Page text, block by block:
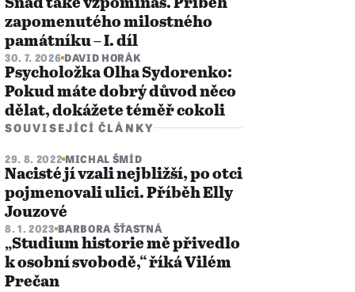
zapomenutého milostného
památníku – I. díl
30. 7. 2026 DAVID HORÁK
Psycholožka Olha Sydorenko:
Pokud máte dobrý důvod něco
dělat, dokážete téměř cokoli
SOUVISEJÍCÍ ČLÁNKY
29. 8. 2022 MICHAL ŠMÍD
Nacisté jí vzali nejbližší, po otci
pojmenovali ulici. Příběh Elly
Jouzové
8. 1. 2023 BARBORA ŠŤASTNÁ
„Studium historie mě přivedlo
k osobní svobodě,“ říká Vilém
Prečan